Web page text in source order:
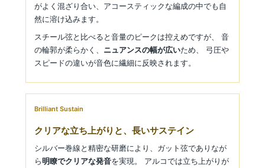
がよく混ざり合い、アコースティックな編成の中でも自
然に溶け込みます。
スチール弦と比べると音量のピークは控えめですが、 音
の輪郭が柔らかく、 ニュアンスの幅が広いため、 弓圧や
スピードの違いが音色に繊細に反映されます。
Brilliant Sustain
クリアな立ち上がりと、長いサステイン
シルバー巻線と精密な研磨により、ガット弦でありなが
ら明瞭でクリアな発音を実現。 アルコでは立ち上がりが